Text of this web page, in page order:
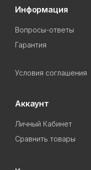
Информация
Вопросы-ответы
Гарантия
Условия соглашения
Аккаунт
Личный Кабинет
Сравнить товары